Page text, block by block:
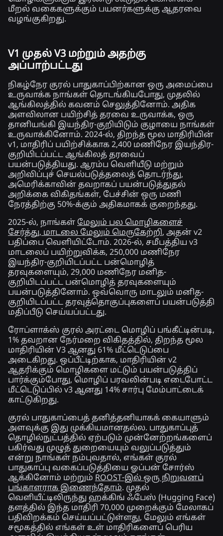
மீறல் வகைகளுக்கும் பயனர்களுக்கு ஆதரவை
வழங்குகிறது.
V1 முதல் V3 மற்றும் அதற்கு
அப்பாற்பட்டது
நிகழ்நேர குரல் பாதுகாப்பிற்கான ஒரு அமைப்பை
உருவாக்க நாங்கள் தொடங்கியபோது, முதலில்
ஆங்கிலத்தில் கவனம் செலுத்தினோம். அதிக
அளவிலான பயிற்சித் தரவை உருவாக்க, ஒரு
தானியங்கி இயந்திர-குறியிடும் குழாயை நாங்கள்
உருவாக்கினோம். 2024-ல், திறந்த மூல மாதிரியின்
v1, மாதிரிப் பயிற்சிக்காக 2,400 மணிநேர இயந்திர-
குறியிடப்பட்ட ஆங்கிலத் தரவைப்
பயன்படுத்தியது. ஆரம்ப வெளியீடு மற்றும்
அறிவிப்புச் செயல்படுத்தலைத் தொடர்ந்து,
அமெரிக்காவின் தவறாகப் பயன்படுத்துதல்
அறிக்கை விகிதங்கள், பேச்சின் ஒரு மணி
நேரத்திற்கு 50%-க்கும் அதிகமாகக் குறைந்தது.
2025-ல், நாங்கள் மேலும் பல மொழிகளைச்
சேர்த்து, மாடலை மேலும் மெருகேற்றி, அதன் v2
பதிப்பை வெளியிட்டோம். 2026-ல், சமீபத்திய v3
மாடலைப் பயிற்றுவிக்க, 250,000 மணிநேர
இயந்திர-குறியிடப்பட்ட பன்மொழித்
தரவுகளையும், 29,000 மணிநேர மனித-
குறியிடப்பட்ட பன்மொழித் தரவுகளையும்
பயன்படுத்தினோம். ஒவ்வொரு மாடலும் மனித-
குறியிடப்பட்ட தரவுத்தொகுப்புகளைப் பயன்படுத்தி
மதிப்பீடு செய்யப்பட்டது.
ரோப்ளாக்ஸ் குரல் அரட்டை மொழிப் பங்கீட்டின்படி,
1% தவறான நேர்மறை விகிதத்தில், திறந்த மூல
மாதிரியின் V3 ஆனது 61% மீட்டெடுப்பை
அடைகிறது. ஒப்பீட்டிற்காக, மாதிரியின் v2
ஆதரிக்கும் மொழிகளை மட்டும் பயன்படுத்திப்
பார்க்கும்போது, மொழிப் பரவலின்படி எடைபோட்ட
மீட்டெடுப்பில் v3 ஆனது 14% சார்பு மேம்பாட்டைக்
காட்டுகிறது.
குரல் பாதுகாப்பைத் தனித்தனியாகக் கையாளும்
அளவுக்கு இது முக்கியமானதல்ல. பாதுகாப்புத்
தொழில்நுட்பத்தில் ஏற்படும் முன்னேற்றங்களைப்
பகிர்வது முழுத் துறையையும் வலுப்படுத்தும்
என்று நாங்கள் நம்புவதால், எங்கள் குரல்
பாதுகாப்பு வகைப்படுத்தியை ஓப்பன் சோர்ஸ்
ஆக்கினோம் மற்றும் ROOST-இல் ஒரு நிறுவனப்
பங்காளராக இணைந்தோம். முதல்
வெளியீட்டிலிருந்து ஹக்கிங் ஃபேஸ் (Hugging Face)
தளத்தில் இந்த மாதிரி 70,000 முறைக்கும் மேலாகப்
பதிவிறக்கம் செய்யப்பட்டுள்ளது, மேலும் எங்கள்
சமூகத்தில் எங்கள் உள் மாதிரிகளைப் பெரிய